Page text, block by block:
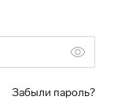
Забыли пароль?